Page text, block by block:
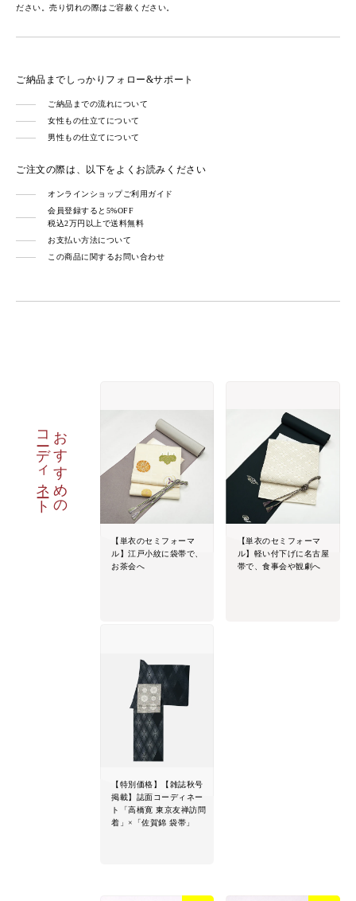
ださい。売り切れの際はご容赦ください。
ご納品までしっかりフォロー&サポート
ご納品までの流れについて
女性もの仕立てについて
男性もの仕立てについて
ご注文の際は、以下をよくお読みください
オンラインショップご利用ガイド
会員登録すると5%OFF
税込2万円以上で送料無料
お支払い方法について
この商品に関するお問い合わせ
おすすめの
コーディネート
【単衣のセミフォーマ
ル】江戸小紋に袋帯で、
お茶会へ
【単衣のセミフォーマ
ル】軽い付下げに名古屋
帯で、食事会や観劇へ
【特別価格】【雑誌秋号
掲載】誌面コーディネー
ト「高橋寛 東京友禅訪問
着」×「佐賀錦 袋帯」